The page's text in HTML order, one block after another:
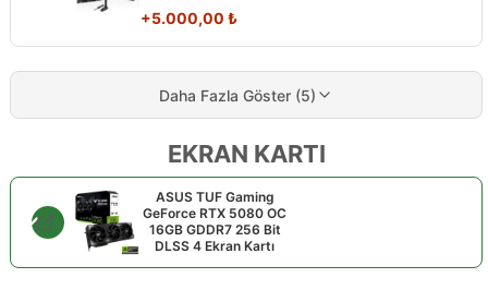
+5.000,00 ₺
Daha Fazla Göster (5)
EKRAN KARTI
ASUS TUF Gaming
GeForce RTX 5080 OC
16GB GDDR7 256 Bit
DLSS 4 Ekran Kartı